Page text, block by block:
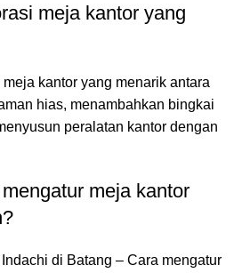
meja kantor yang
kantor yang menarik antara
hias, menambahkan bingkai
peralatan kantor dengan
meja kantor
di Batang – Cara mengatur